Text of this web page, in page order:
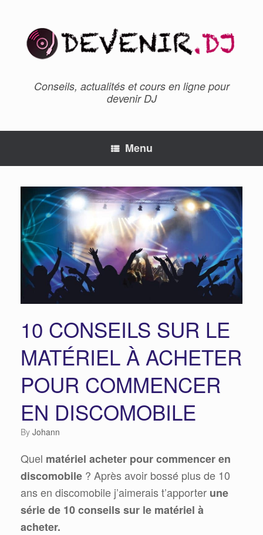
Conseils, actualités et cours en ligne pour
devenir DJ
Menu
10 CONSEILS SUR LE
MATÉRIEL À ACHETER
POUR COMMENCER
EN DISCOMOBILE
by Johann
Quel matériel acheter pour commencer en
discomobile ? Après avoir bossé plus de 10
ans en discomobile j’aimerais t’apporter une
série de 10 conseils sur le matériel à
acheter.